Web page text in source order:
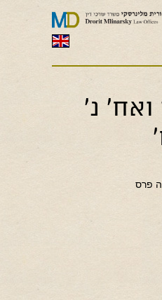
ואח' נ'
פרס